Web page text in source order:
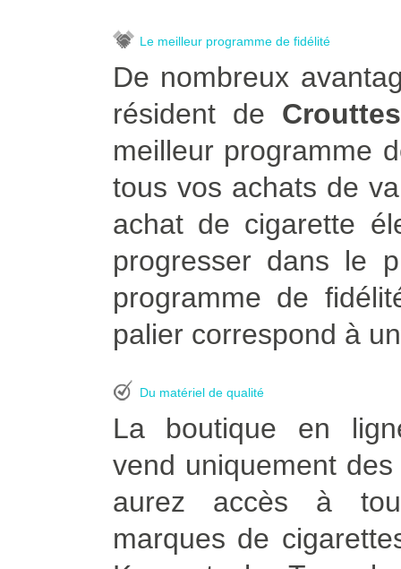
Le meilleur programme de fidélité
De nombreux
résident de
meilleur programme
tous vos achats de
achat de cigarette
progresser dans le
programme de
palier correspond à
Du matériel de qualité
La boutique en
vend uniquement
aurez accès à
marques de